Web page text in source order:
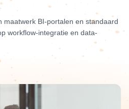
maatwerk BI-portalen en standaard
workflow-integratie en data-